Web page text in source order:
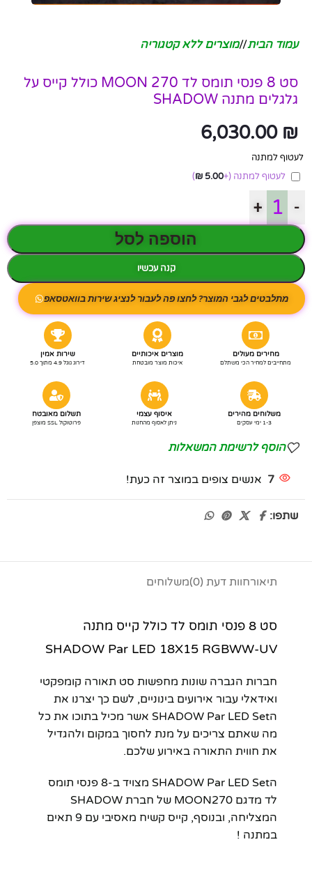
עמוד הבית/ מוצרים ללא קטגוריה
סט 8 פנסי תומס לד MOON 270 כולל קייס על
גלגלים מתנה SHADOW
6,030.00 ₪
לעטוף למתנה
לעטוף למתנה (+
5.00
₪
)
-
+
הוספה לסל
קנה עכשיו
מתלבטים לגבי המוצר? לחצו פה לעבור לנציג שירות בוואטסאפ
מחירים מעולים
מתחייבים למחיר הכי משתלם
מוצרים איכותיים
איכות מוצר מובטחת
שירות אמין
דירוג גוגל 4.9 מתוך 5.0
משלוחים מהירים
1-3 ימי עסקים
איסוף עצמי
ניתן לאסוף מהחנות
תשלום מאובטח
פרוטוקול SSL מוצפן
הוסף לרשימת המשאלות
7 אנשים צופים במוצר זה כעת!
שתפו:
תיאורחוות דעת (0) משלוחים
סט 8 פנסי תומס לד כולל קייס מתנה
SHADOW Par LED 18X15 RGBWW-UV
חברות הגברה שונות מחפשות סט תאורה קומפקטי
ואידאלי עבור אירועים בינוניים, לשם כך יצרנו את
הSHADOW Par LED Set אשר מכיל בתוכו את כל
מה שאתם צריכים על מנת לחסוך במקום ולהגדיל
את חווית התאורה באירוע שלכם.
הSHADOW Par LED Set מצויד ב-8 פנסי תומס
לד מדגם MOON270 של חברת SHADOW
המצליחה, ובנוסף, קייס קשיח מאסיבי עם 9 תאים
במתנה !